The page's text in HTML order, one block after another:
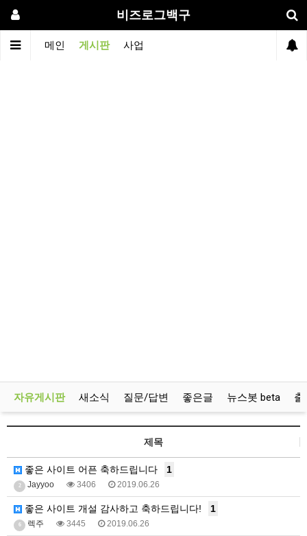
비즈로그백구
메인 게시판 사업
자유게시판 새소식 질문/답변 좋은글 뉴스봇 beta 출
제목
좋은 사이트 어픈 축하드립니다 1
2 Jayyoo 3406 2019.06.26
좋은 사이트 개설 감사하고 축하드립니다! 1
6 렉주 3445 2019.06.26